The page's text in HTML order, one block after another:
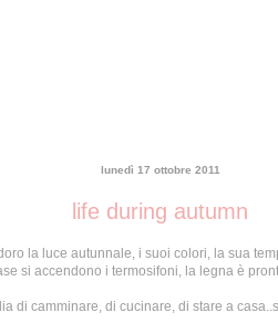
lunedì 17 ottobre 2011
life during autumn
la luce autunnale, i suoi colori, la sua
si accendono i termosifoni, la legna è
di camminare, di cucinare, di stare a